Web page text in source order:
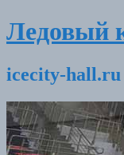
Ледовый
icecity-hall.ru